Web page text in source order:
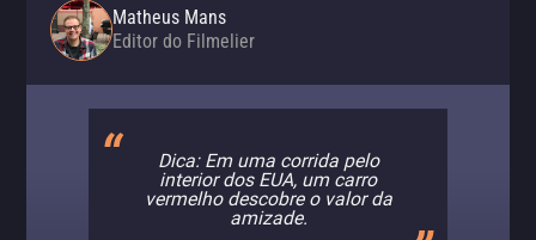
Matheus Mans
Editor do Filmelier
Dica: Em uma corrida pelo
interior dos EUA, um carro
vermelho descobre o valor da
amizade.